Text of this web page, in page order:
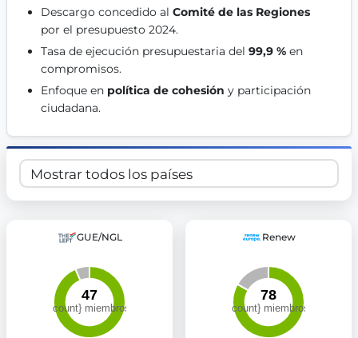
Get Involved
Become a member: Join us to advance digital democracy
Contribute your skills in technology, design,
Support democracy:
Descargo concedido al Comité de las Regiones
por el presupuesto 2024.
Tasa de ejecución presupuestaria del 99,9 % en
compromisos.
Enfoque en política de cohesión y participación
ciudadana.
GUE/NGL Renew